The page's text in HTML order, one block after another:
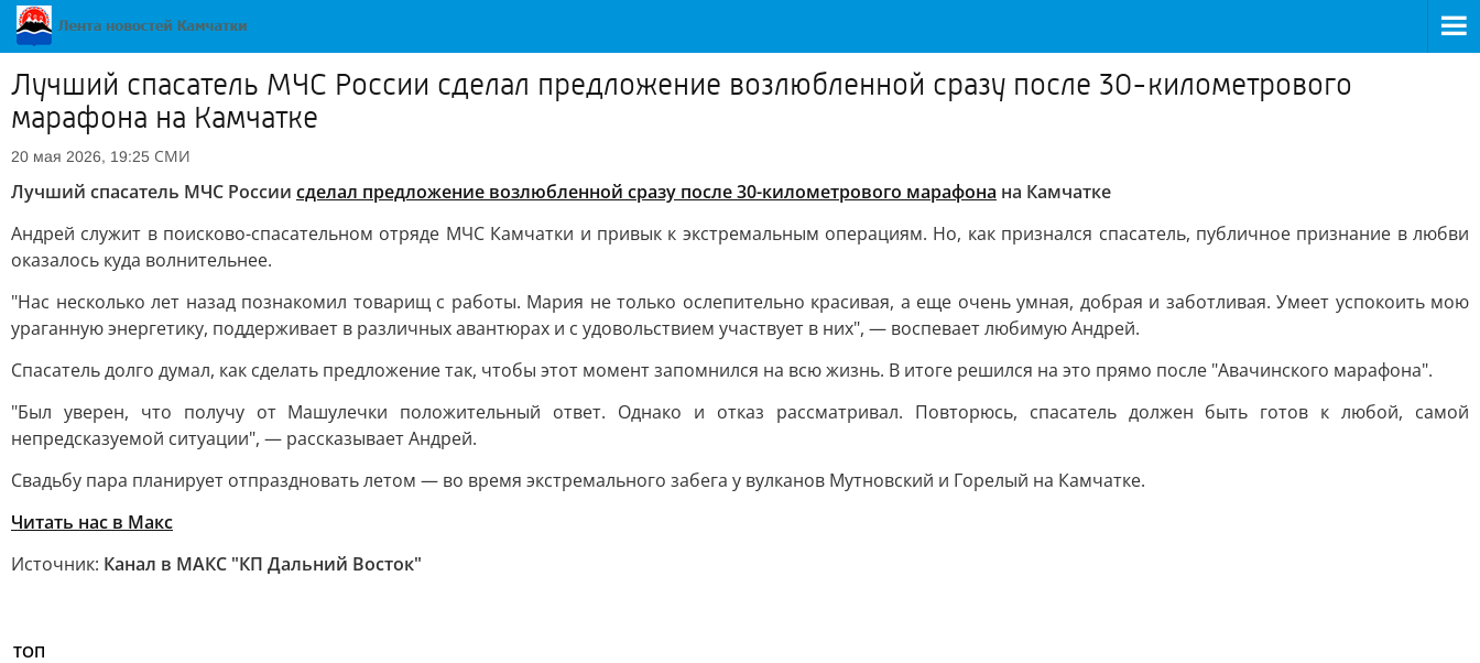
Лучший спасатель МЧС России сделал предложение возлюбленной сразу после 30-километрового
марафона на Камчатке
20 мая 2026, 19:25 СМИ
Лучший спасатель МЧС России сделал предложение возлюбленной сразу после 30-километрового марафона на Камчатке
Андрей служит в поисково-спасательном отряде МЧС Камчатки и привык к экстремальным операциям. Но, как признался спасатель, публичное признание в любви
оказалось куда волнительнее.
"Нас несколько лет назад познакомил товарищ с работы. Мария не только ослепительно красивая, а еще очень умная, добрая и заботливая. Умеет успокоить мою
ураганную энергетику, поддерживает в различных авантюрах и с удовольствием участвует в них", — воспевает любимую Андрей.
Спасатель долго думал, как сделать предложение так, чтобы этот момент запомнился на всю жизнь. В итоге решился на это прямо после "Авачинского марафона".
"Был уверен, что получу от Машулечки положительный ответ. Однако и отказ рассматривал. Повторюсь, спасатель должен быть готов к любой, самой
непредсказуемой ситуации", — рассказывает Андрей.
Свадьбу пара планирует отпраздновать летом — во время экстремального забега у вулканов Мутновский и Горелый на Камчатке.
Читать нас в Макс
Источник: Канал в МАКС "КП Дальний Восток"
ТОП